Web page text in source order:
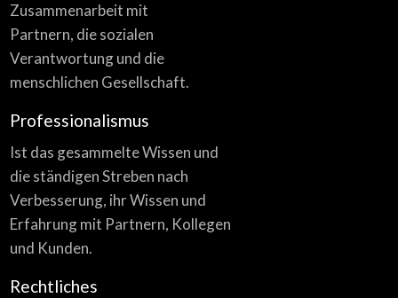
Zusammenarbeit mit
Partnern, die sozialen
Verantwortung und die
menschlichen Gesellschaft.
Professionalismus
Ist das gesammelte Wissen und
die ständigen Streben nach
Verbesserung, ihr Wissen und
Erfahrung mit Partnern, Kollegen
und Kunden.
Rechtliches